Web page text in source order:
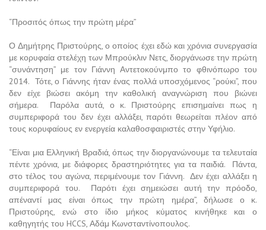
“Προσιτός όπως την πρώτη μέρα”
Ο Δημήτρης Πριστούρης, ο οποίος έχει εδώ και χρόνια συνεργασία
με κορυφαία στελέχη των Μπρούκλιν Νετς, διοργάνωσε την πρώτη
“συνάντηση” με τον Γιάννη Αντετοκούνμπο το φθινόπωρο του
2014. Τότε, ο Γιάννης ήταν ένας πολλά υποσχόμενος “ρούκι”, που
δεν είχε βιώσει ακόμη την καθολική αναγνώριση που βιώνει
σήμερα. Παρόλα αυτά, ο κ. Πριστούρης επισημαίνει πως η
συμπεριφορά του δεν έχει αλλάξει, παρότι θεωρείται πλέον από
τους κορυφαίους εν ενεργεία καλαθοσφαιριστές στην Υφήλιο.
“Είναι μια Ελληνική Βραδιά, όπως την διοργανώνουμε τα τελευταία
πέντε χρόνια, με διάφορες δραστηριότητες για τα παιδιά. Πάντα,
στο τέλος του αγώνα, περιμένουμε τον Γιάννη. Δεν έχει αλλάξει η
συμπεριφορά του. Παρότι έχει σημειώσει αυτή την πρόοδο,
απέναντί μας είναι όπως την πρώτη ημέρα”, δήλωσε ο κ.
Πριστούρης, ενώ στο ίδιο μήκος κύματος κινήθηκε και ο
καθηγητής του HCCS, Αδάμ Κωνσταντίνοπουλος.